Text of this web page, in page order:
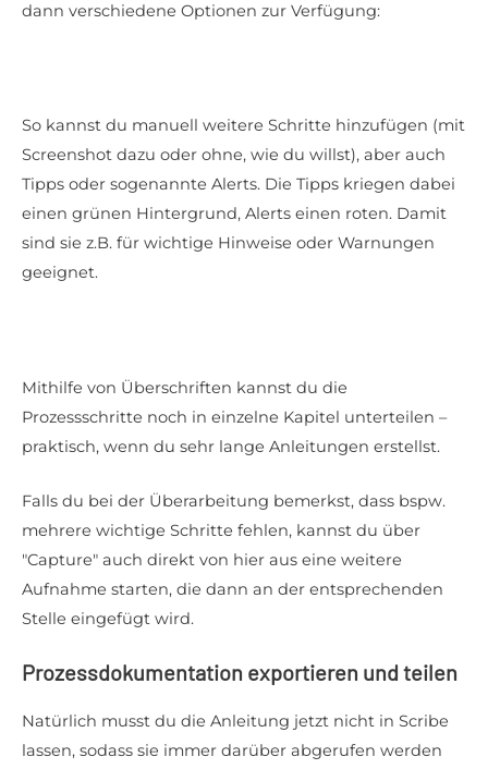
dann verschiedene Optionen zur Verfügung:
So kannst du manuell weitere Schritte hinzufügen (mit
Screenshot dazu oder ohne, wie du willst), aber auch
Tipps oder sogenannte Alerts. Die Tipps kriegen dabei
einen grünen Hintergrund, Alerts einen roten. Damit
sind sie z.B. für wichtige Hinweise oder Warnungen
geeignet.
Mithilfe von Überschriften kannst du die
Prozessschritte noch in einzelne Kapitel unterteilen –
praktisch, wenn du sehr lange Anleitungen erstellst.
Falls du bei der Überarbeitung bemerkst, dass bspw.
mehrere wichtige Schritte fehlen, kannst du über
"Capture" auch direkt von hier aus eine weitere
Aufnahme starten, die dann an der entsprechenden
Stelle eingefügt wird.
Prozessdokumentation exportieren und teilen
Natürlich musst du die Anleitung jetzt nicht in Scribe
lassen, sodass sie immer darüber abgerufen werden